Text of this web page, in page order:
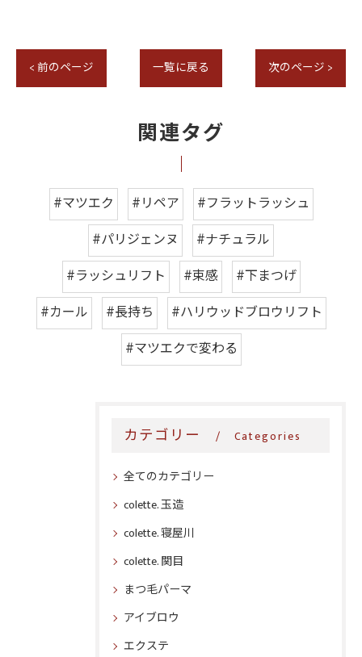
< 前のページ 一覧に戻る 次のページ >
関連タグ
#マツエク #リペア
#フラットラッシュ
#パリジェンヌ
#ナチュラル
#ラッシュリフト
#束感
#下まつげ
#カール
#長持ち
#ハリウッドブロウリフト
#マツエクで変わる
カテゴリー Categories
全てのカテゴリー
colette. 玉造
colette. 寝屋川
colette. 関目
まつ毛パーマ
アイブロウ
エクステ